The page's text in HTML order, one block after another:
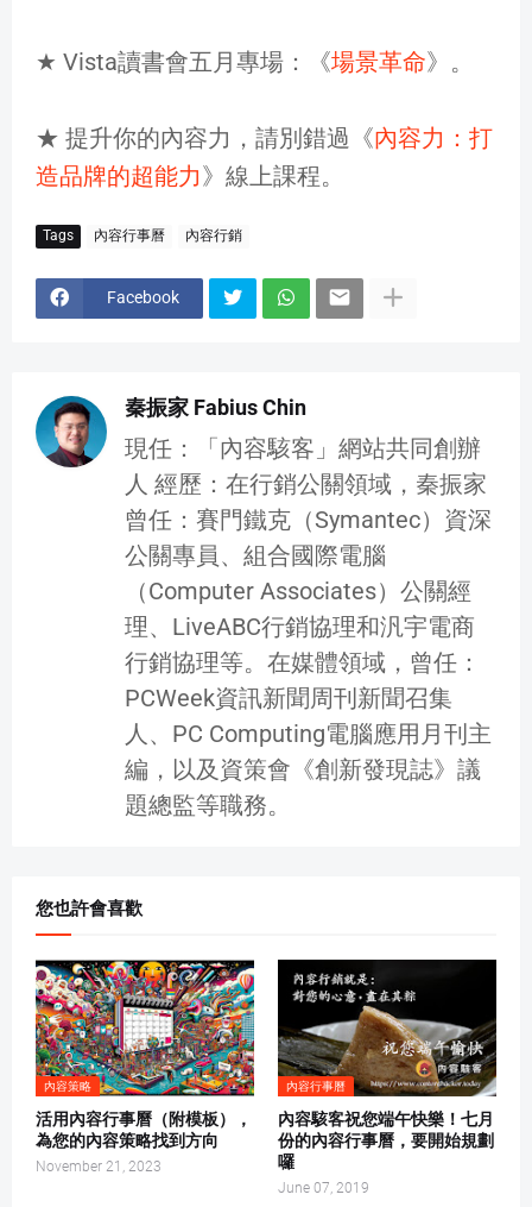
★ Vista讀書會五月專場：《場景革命》。
★ 提升你的內容力，請別錯過《內容力：打
造品牌的超能力》線上課程。
Tags 內容行事曆 內容行銷
Facebook
秦振家 Fabius Chin
現任：「內容駭客」網站共同創辦
人 經歷：在行銷公關領域，秦振家
曾任：賽門鐵克（Symantec）資深
公關專員、組合國際電腦
（Computer Associates）公關經
理、LiveABC行銷協理和汎宇電商
行銷協理等。在媒體領域，曾任：
PCWeek資訊新聞周刊新聞召集
人、PC Computing電腦應用月刊主
編，以及資策會《創新發現誌》議
題總監等職務。
您也許會喜歡
內容策略
活用內容行事曆（附模板），
為您的內容策略找到方向
November 21, 2023
內容行事曆
內容駭客祝您端午快樂！七月
份的內容行事曆，要開始規劃
囉
June 07, 2019